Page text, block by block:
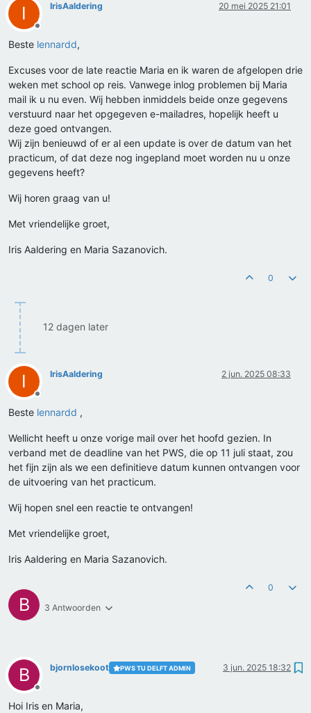
I
Offline
IrisAaldering 20 mei 2025 21:01
Beste lennardd,
Excuses voor de late reactie Maria en ik waren de afgelopen drie
weken met school op reis. Vanwege inlog problemen bij Maria
mail ik u nu even. Wij hebben inmiddels beide onze gegevens
verstuurd naar het opgegeven e-mailadres, hopelijk heeft u
deze goed ontvangen.
Wij zijn benieuwd of er al een update is over de datum van het
practicum, of dat deze nog ingepland moet worden nu u onze
gegevens heeft?
Wij horen graag van u!
Met vriendelijke groet,
Iris Aaldering en Maria Sazanovich.
0
12 dagen later
I
Offline
IrisAaldering 2 jun. 2025 08:33
Beste lennardd ,
Wellicht heeft u onze vorige mail over het hoofd gezien. In
verband met de deadline van het PWS, die op 11 juli staat, zou
het fijn zijn als we een definitieve datum kunnen ontvangen voor
de uitvoering van het practicum.
Wij hopen snel een reactie te ontvangen!
Met vriendelijke groet,
Iris Aaldering en Maria Sazanovich.
B 3 Antwoorden
0
B
Offline
bjornlosekoot PWS TU DELFT ADMIN 3 jun. 2025 18:32
Hoi Iris en Maria,